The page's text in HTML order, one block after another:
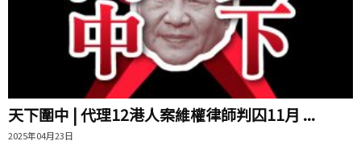
天下圍中 | 代理12港人案維權律師判囚11月 ...
2025年04月23日